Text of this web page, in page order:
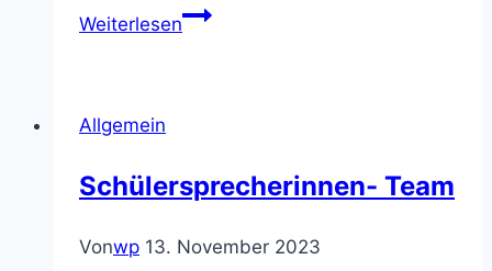
Justiz
WeiterlesenSchulanfangsgottesdienst
Kirche
Allgemein
Schülersprecherinnen- Team
Vonwp 13. November 2023